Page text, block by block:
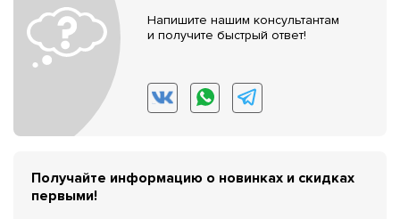
Напишите нашим консультантам
и получите быстрый ответ!
Получайте информацию о новинках и скидках
первыми!